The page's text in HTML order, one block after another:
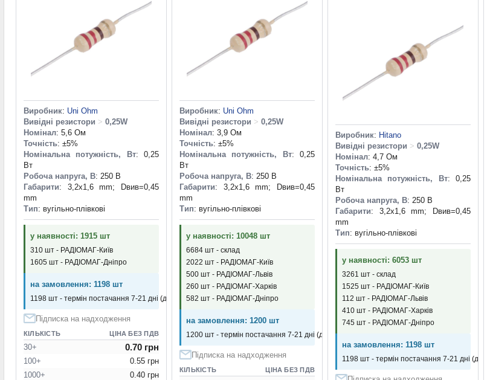
Виробник: Uni Ohm
Вивідні резистори > 0,25W
Номінал: 5,6 Ом
Точність: ±5%
Номінальна потужність, Вт: 0,25
Вт
Робоча напруга, В: 250 В
Габарити: 3,2x1,6 mm; Dвив=0,45
mm
Тип: вугільно-плівкові
у наявності: 1915 шт
310 шт - РАДІОМАГ-Київ
1605 шт - РАДІОМАГ-Дніпро
на замовлення: 1198 шт
1198 шт - термін постачання 7-21 дні (днів)
Підписка на надходження
КІЛЬКІСТЬ ЦІНА БЕЗ ПДВ
30+ 0.70 грн
100+
0.55 грн
1000+
0.40 грн
Виробник: Uni Ohm
Вивідні резистори > 0,25W
Номінал: 3,9 Ом
Точність: ±5%
Номінальна потужність, Вт: 0,25
Вт
Робоча напруга, В: 250 В
Габарити: 3,2x1,6 mm; Dвив=0,45
mm
Тип: вугільно-плівкові
у наявності: 10048 шт
6684 шт - склад
2022 шт - РАДІОМАГ-Київ
500 шт - РАДІОМАГ-Львів
260 шт - РАДІОМАГ-Харків
582 шт - РАДІОМАГ-Дніпро
на замовлення: 1200 шт
1200 шт - термін постачання 7-21 дні (днів)
Підписка на надходження
КІЛЬКІСТЬ ЦІНА БЕЗ ПДВ
Виробник: Hitano
Вивідні резистори > 0,25W
Номінал: 4,7 Ом
Точність: ±5%
Номінальна потужність, Вт: 0,25
Вт
Робоча напруга, В: 250 В
Габарити: 3,2x1,6 mm; Dвив=0,45
mm
Тип: вугільно-плівкові
у наявності: 6053 шт
3261 шт - склад
1525 шт - РАДІОМАГ-Київ
112 шт - РАДІОМАГ-Львів
410 шт - РАДІОМАГ-Харків
745 шт - РАДІОМАГ-Дніпро
на замовлення: 1198 шт
1198 шт - термін постачання 7-21 дні (днів)